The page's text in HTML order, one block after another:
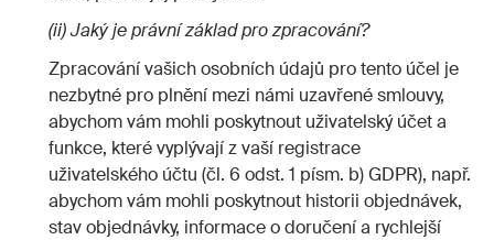
(ii) Jaký je právní základ pro zpracování?
Zpracování vašich osobních údajů pro tento účel je
nezbytné pro plnění mezi námi uzavřené smlouvy,
abychom vám mohli poskytnout uživatelský účet a
funkce, které vyplývají z vaší registrace
uživatelského účtu (čl. 6 odst. 1 písm. b) GDPR), např.
abychom vám mohli poskytnout historii objednávek,
stav objednávky, informace o doručení a rychlejší